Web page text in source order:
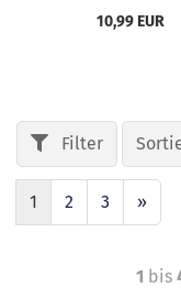
10,99 EUR
1 2 3 »
1 bis